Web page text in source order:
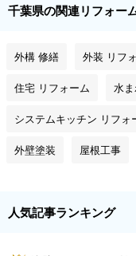
千葉県の関連リフォー
外構 修繕 外装 リフ
住宅 リフォーム 水ま
システムキッチン リフォ
外壁塗装 屋根工事
人気記事ランキング